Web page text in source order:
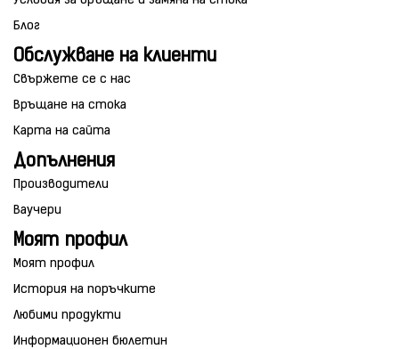
Блог
Обслужване на клиенти
Свържете се с нас
Връщане на стока
Карта на сайта
Допълнения
Производители
Ваучери
Моят профил
Моят профил
История на поръчките
Любими продукти
Информационен бюлетин